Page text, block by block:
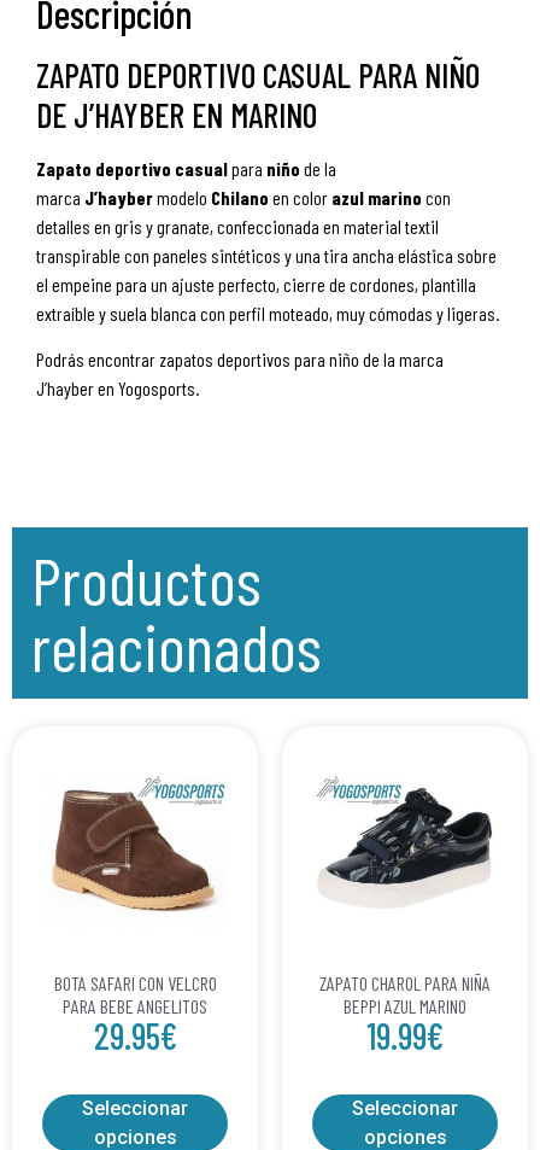
Descripción
ZAPATO DEPORTIVO CASUAL PARA NIÑO
DE J’HAYBER EN MARINO
Zapato deportivo casualpara niño de la
marca J’haybermodelo Chilano en color azul marino con
detalles en gris y granate, confeccionada en material textil
transpirable con paneles sintéticos y una tira ancha elástica sobre
el empeine para un ajuste perfecto, cierre de cordones, plantilla
extraíble y suela blanca con perfil moteado, muy cómodas y ligeras.
Podrás encontrar zapatos deportivos para niño de la marca
J’hayber en Yogosports.
Productos
relacionados
BOTA SAFARI CON VELCRO
PARA BEBE ANGELITOS
29.95€
Seleccionar
opciones
ZAPATO CHAROL PARA NIÑA
BEPPI AZUL MARINO
19.99€
Seleccionar
opciones